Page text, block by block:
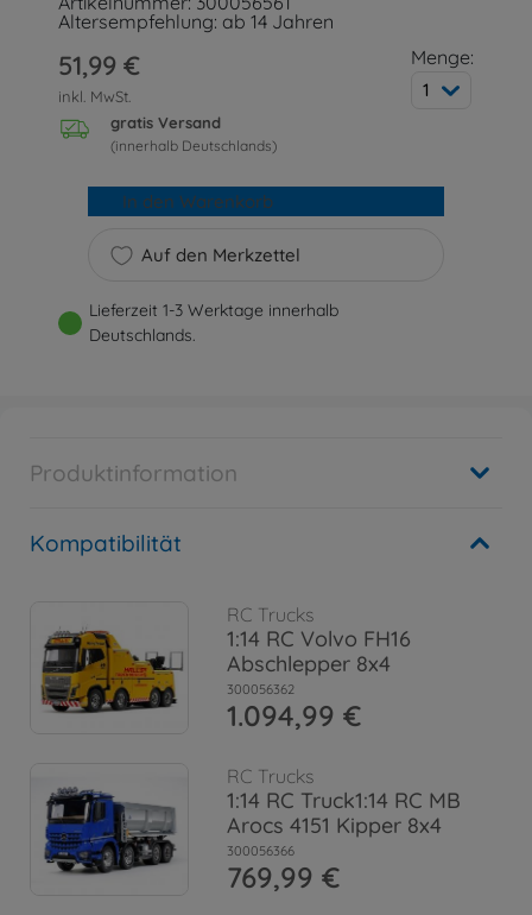
Altersempfehlung: ab 14 Jahren
51,99 €
inkl. MwSt.
gratis Versand
(innerhalb Deutschlands)
Menge:
1
Auf den Merkzettel
In den Warenkorb
Lieferzeit 1-3 Werktage innerhalb
Deutschlands.
Produktinformation
Kompatibilität
RC Trucks
1:14 RC Volvo FH16
Abschlepper 8x4
300056362
1.094,99 €
RC Trucks
1:14 RC Truck1:14 RC MB
Arocs 4151 Kipper 8x4
300056366
769,99 €